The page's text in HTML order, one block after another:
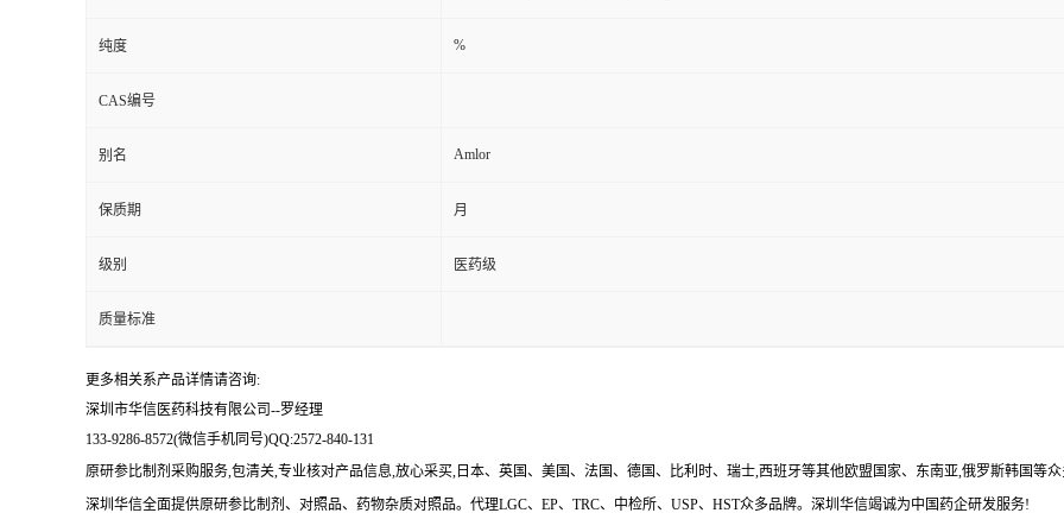
纯度 %
CAS编号
别名 Amlor
保质期 月
级别 医药级
质量标准
更多相关系产品详情请咨询:
深圳市华信医药科技有限公司--罗经理
133-9286-8572(微信手机同号)QQ:2572-840-131
原研参比制剂采购服务,包清关,专业核对产品信息,放心采买,日本、英国、美国、法国、德国、比利时、瑞士,西班牙等其他欧盟国家、东南亚,俄罗斯韩国等众
深圳华信全面提供原研参比制剂、对照品、药物杂质对照品。代理LGC、EP、TRC、中检所、USP、HST众多品牌。深圳华信竭诚为中国药企研发服务!